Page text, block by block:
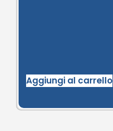
Aggiungi al carrello